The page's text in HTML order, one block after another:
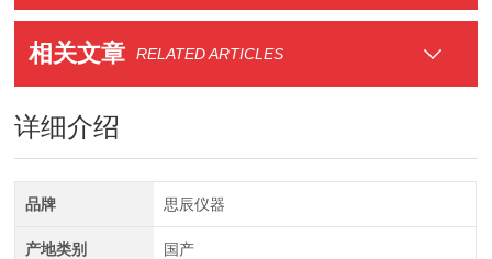
相关文章 RELATED ARTICLES
详细介绍
品牌 思辰仪器
产地类别 国产